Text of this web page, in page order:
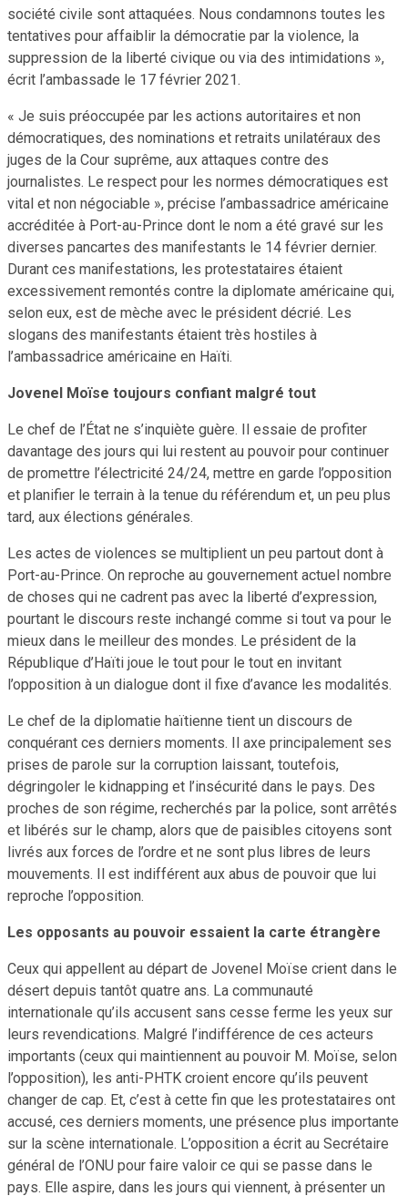
société civile sont attaquées. Nous condamnons toutes les
tentatives pour affaiblir la démocratie par la violence, la
suppression de la liberté civique ou via des intimidations »,
écrit l’ambassade le 17 février 2021.
« Je suis préoccupée par les actions autoritaires et non
démocratiques, des nominations et retraits unilatéraux des
juges de la Cour suprême, aux attaques contre des
journalistes. Le respect pour les normes démocratiques est
vital et non négociable », précise l’ambassadrice américaine
accréditée à Port-au-Prince dont le nom a été gravé sur les
diverses pancartes des manifestants le 14 février dernier.
Durant ces manifestations, les protestataires étaient
excessivement remontés contre la diplomate américaine qui,
selon eux, est de mèche avec le président décrié. Les
slogans des manifestants étaient très hostiles à
l’ambassadrice américaine en Haïti.
Jovenel Moïse toujours confiant malgré tout
Le chef de l’État ne s’inquiète guère. Il essaie de profiter
davantage des jours qui lui restent au pouvoir pour continuer
de promettre l’électricité 24/24, mettre en garde l’opposition
et planifier le terrain à la tenue du référendum et, un peu plus
tard, aux élections générales.
Les actes de violences se multiplient un peu partout dont à
Port-au-Prince. On reproche au gouvernement actuel nombre
de choses qui ne cadrent pas avec la liberté d’expression,
pourtant le discours reste inchangé comme si tout va pour le
mieux dans le meilleur des mondes. Le président de la
République d’Haïti joue le tout pour le tout en invitant
l’opposition à un dialogue dont il fixe d’avance les modalités.
Le chef de la diplomatie haïtienne tient un discours de
conquérant ces derniers moments. Il axe principalement ses
prises de parole sur la corruption laissant, toutefois,
dégringoler le kidnapping et l’insécurité dans le pays. Des
proches de son régime, recherchés par la police, sont arrêtés
et libérés sur le champ, alors que de paisibles citoyens sont
livrés aux forces de l’ordre et ne sont plus libres de leurs
mouvements. Il est indifférent aux abus de pouvoir que lui
reproche l’opposition.
Les opposants au pouvoir essaient la carte étrangère
Ceux qui appellent au départ de Jovenel Moïse crient dans le
désert depuis tantôt quatre ans. La communauté
internationale qu’ils accusent sans cesse ferme les yeux sur
leurs revendications. Malgré l’indifférence de ces acteurs
importants (ceux qui maintiennent au pouvoir M. Moïse, selon
l’opposition), les anti-PHTK croient encore qu’ils peuvent
changer de cap. Et, c’est à cette fin que les protestataires ont
accusé, ces derniers moments, une présence plus importante
sur la scène internationale. L’opposition a écrit au Secrétaire
général de l’ONU pour faire valoir ce qui se passe dans le
pays. Elle aspire, dans les jours qui viennent, à présenter un